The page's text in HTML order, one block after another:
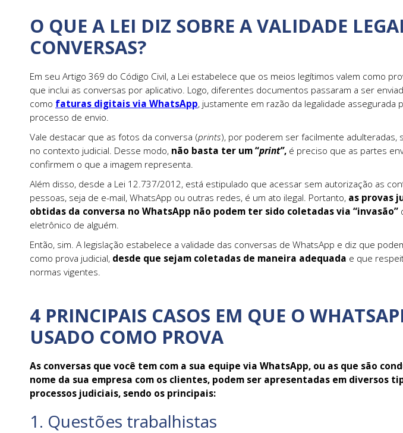
O QUE A LEI DIZ SOBRE A VALIDADE
CONVERSAS?
Em seu Artigo 369 do Código Civil, a Lei estabelece que os meios legítimos valem como
que inclui as conversas por aplicativo. Logo, diferentes documentos passaram a ser
como faturas digitais via WhatsApp, justamente em razão da legalidade assegurada
processo de envio.
Vale destacar que as fotos da conversa (prints), por poderem ser facilmente adulteradas,
no contexto judicial. Desse modo, não basta ter um “print”, é preciso que as partes
confirmem o que a imagem representa.
Além disso, desde a Lei 12.737/2012, está estipulado que acessar sem autorização as
pessoas, seja de e-mail, WhatsApp ou outras redes, é um ato ilegal. Portanto, as provas
obtidas da conversa no WhatsApp não podem ter sido coletadas via “invasão”
eletrônico de alguém.
Então, sim. A legislação estabelece a validade das conversas de WhatsApp e diz que
como prova judicial, desde que sejam coletadas de maneira adequada e que
normas vigentes.
4 PRINCIPAIS CASOS EM QUE O
USADO COMO PROVA
As conversas que você tem com a sua equipe via WhatsApp, ou as que são
nome da sua empresa com os clientes, podem ser apresentadas em diversos
processos judiciais, sendo os principais:
1. Questões trabalhistas